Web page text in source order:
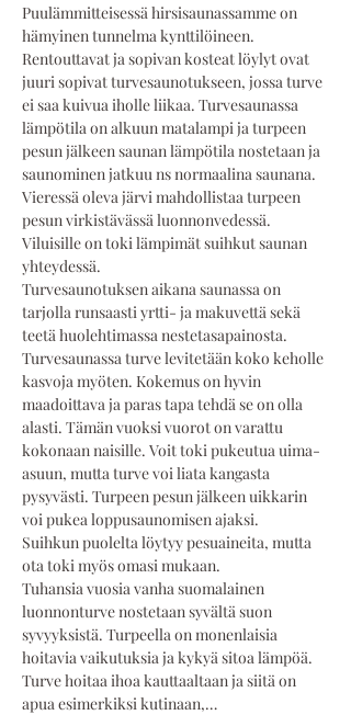
Puulämmitteisessä hirsisaunassamme on
hämyinen tunnelma kynttilöineen.
Rentouttavat ja sopivan kosteat löylyt ovat
juuri sopivat turvesaunotukseen, jossa turve
ei saa kuivua iholle liikaa. Turvesaunassa
lämpötila on alkuun matalampi ja turpeen
pesun jälkeen saunan lämpötila nostetaan ja
saunominen jatkuu ns normaalina saunana.
Vieressä oleva järvi mahdollistaa turpeen
pesun virkistävässä luonnonvedessä.
Viluisille on toki lämpimät suihkut saunan
yhteydessä.
Turvesaunotuksen aikana saunassa on
tarjolla runsaasti yrtti- ja makuvettä sekä
teetä huolehtimassa nestetasapainosta.
Turvesaunassa turve levitetään koko keholle
kasvoja myöten. Kokemus on hyvin
maadoittava ja paras tapa tehdä se on olla
alasti. Tämän vuoksi vuorot on varattu
kokonaan naisille. Voit toki pukeutua uima-
asuun, mutta turve voi liata kangasta
pysyvästi. Turpeen pesun jälkeen uikkarin
voi pukea loppusaunomisen ajaksi.
Suihkun puolelta löytyy pesuaineita, mutta
ota toki myös omasi mukaan.
Tuhansia vuosia vanha suomalainen
luonnonturve nostetaan syvältä suon
syvyyksistä. Turpeella on monenlaisia
hoitavia vaikutuksia ja kykyä sitoa lämpöä.
Turve hoitaa ihoa kauttaaltaan ja siitä on
apua esimerkiksi kutinaan,…